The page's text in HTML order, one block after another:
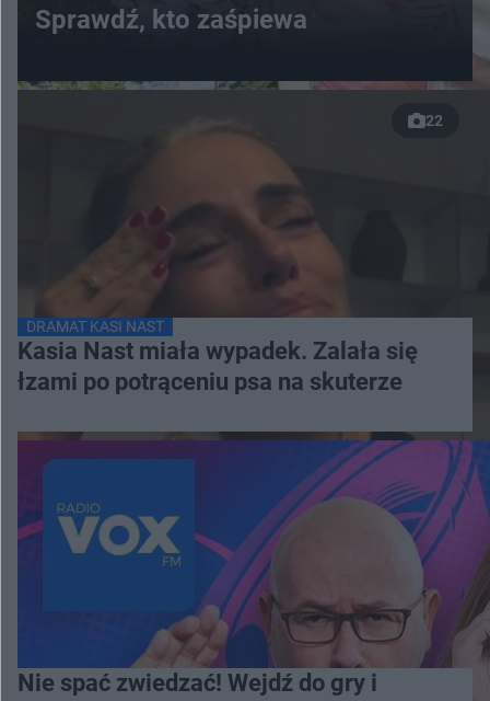
Sprawdź, kto zaśpiewa
22
DRAMAT KASI NAST
Kasia Nast miała wypadek. Zalała się
łzami po potrąceniu psa na skuterze
Nie spać zwiedzać! Wejdź do gry i